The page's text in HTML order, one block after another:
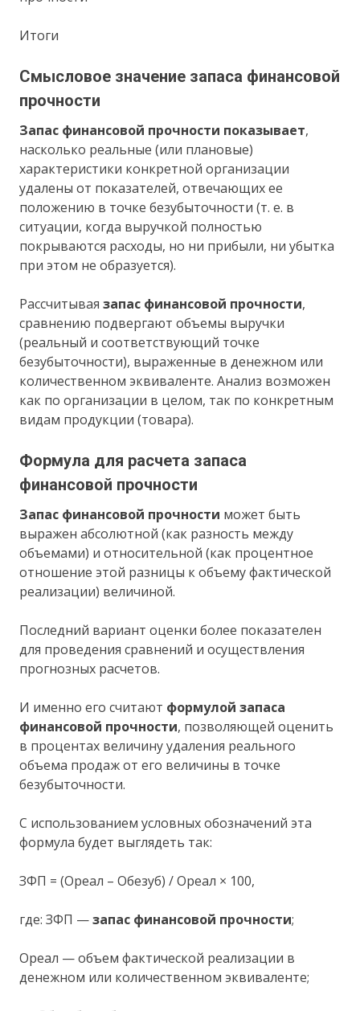
Итоги
Смысловое значение запаса финансовой
прочности
Запас финансовой прочности показывает,
насколько реальные (или плановые)
характеристики конкретной организации
удалены от показателей, отвечающих ее
положению в точке безубыточности (т. е. в
ситуации, когда выручкой полностью
покрываются расходы, но ни прибыли, ни убытка
при этом не образуется).
Рассчитываязапас финансовой прочности,
сравнению подвергают объемы выручки
(реальный и соответствующий точке
безубыточности), выраженные в денежном или
количественном эквиваленте. Анализ возможен
как по организации в целом, так по конкретным
видам продукции (товара).
Формула для расчета запаса
финансовой прочности
Запас финансовой прочности может быть
выражен абсолютной (как разность между
объемами) и относительной (как процентное
отношение этой разницы к объему фактической
реализации) величиной.
Последний вариант оценки более показателен
для проведения сравнений и осуществления
прогнозных расчетов.
И именно его считают формулой запаса
финансовой прочности, позволяющей оценить
в процентах величину удаления реального
объема продаж от его величины в точке
безубыточности.
С использованием условных обозначений эта
формула будет выглядеть так:
ЗФП = (Ореал – Обезуб) / Ореал × 100,
где: ЗФП —запас финансовой прочности;
Ореал — объем фактической реализации в
денежном или количественном эквиваленте;